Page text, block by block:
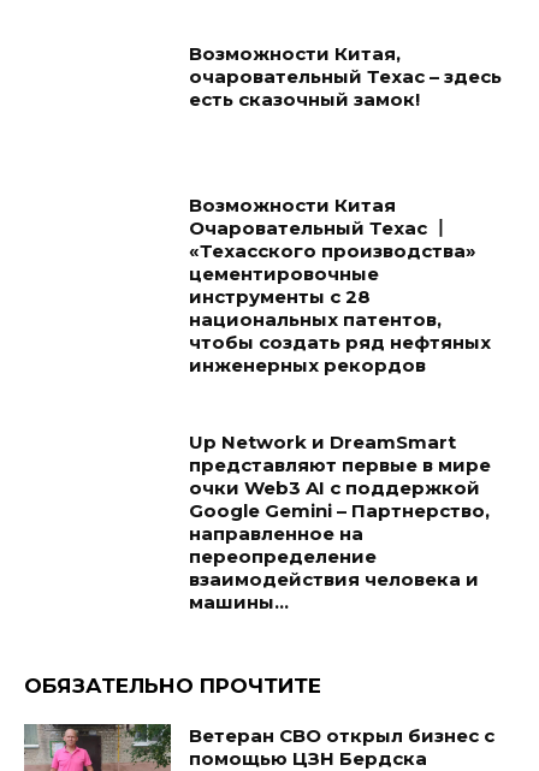
Возможности Китая,
очаровательный Техас – здесь
есть сказочный замок!
Возможности Китая
Очаровательный Техас 丨
«Техасского производства»
цементировочные
инструменты с 28
национальных патентов,
чтобы создать ряд нефтяных
инженерных рекордов
Up Network и DreamSmart
представляют первые в мире
очки Web3 AI с поддержкой
Google Gemini – Партнерство,
направленное на
переопределение
взаимодействия человека и
машины...
ОБЯЗАТЕЛЬНО ПРОЧТИТЕ
Ветеран СВО открыл бизнес с
помощью ЦЗН Бердска